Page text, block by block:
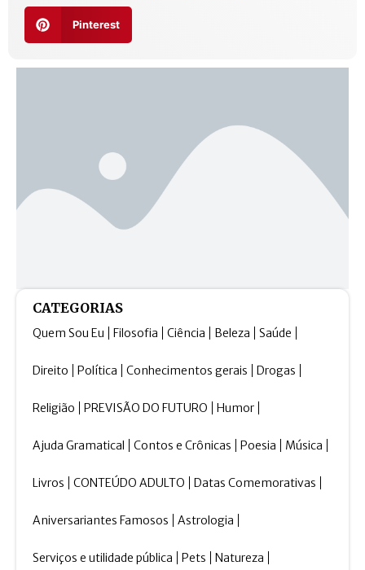
Pinterest
CATEGORIAS
Quem Sou Eu Filosofia Ciência Beleza Saúde
Direito Política Conhecimentos gerais Drogas
Religião PREVISÃO DO FUTURO Humor
Ajuda Gramatical Contos e Crônicas Poesia Música
Livros CONTEÚDO ADULTO Datas Comemorativas
Aniversariantes Famosos Astrologia
Serviços e utilidade pública Pets Natureza